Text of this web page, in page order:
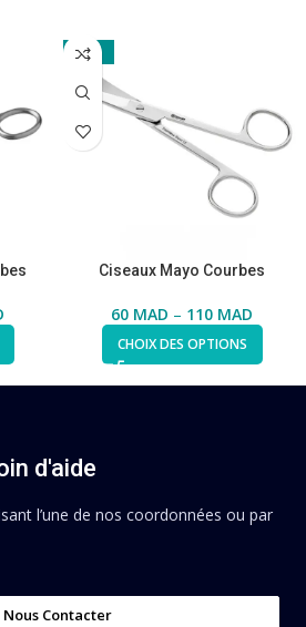
-26%
Ciseaux Mayo Courbes
60 MAD – 110 MAD
CHOIX DES OPTIONS
d'aide
l’une de nos coordonnées ou par
Nous Contacter